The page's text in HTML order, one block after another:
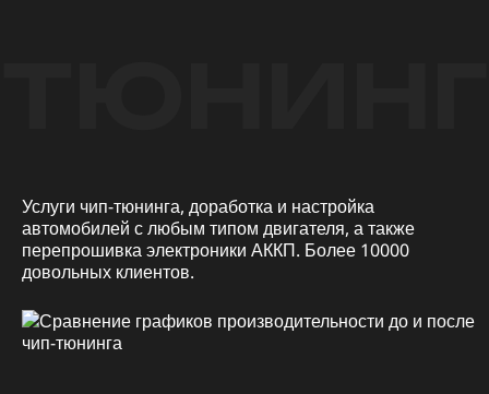
Услуги чип-тюнинга, доработка и настройка
автомобилей с любым типом двигателя, а также
перепрошивка электроники АККП. Более 10000
довольных клиентов.